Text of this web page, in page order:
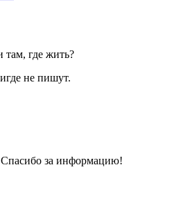
там, где жить?
не пишут.
Спасибо за информацию!